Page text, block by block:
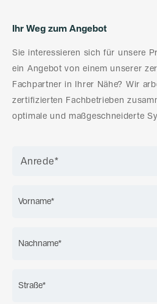
Ihr Weg zum Angebot
Sie interessieren sich für unsere
ein Angebot von einem unserer
Fachpartner in Ihrer Nähe? Wir
zertifizierten Fachbetrieben
optimale und maßgeschneiderte